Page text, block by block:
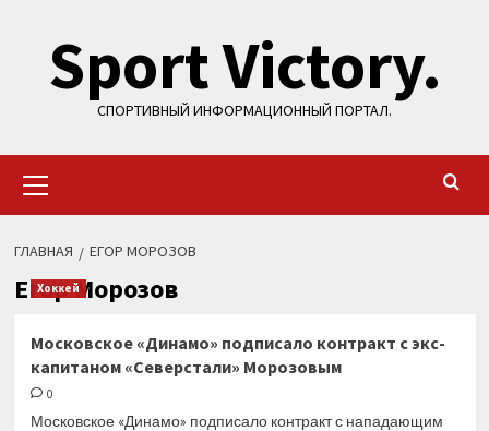
содержимому
Sport Victory.
СПОРТИВНЫЙ ИНФОРМАЦИОННЫЙ ПОРТАЛ.
меню
ГЛАВНАЯ ЕГОР МОРОЗОВ
Егор Морозов
Хоккей
Московское «Динамо» подписало контракт с экс-
капитаном «Северстали» Морозовым
0
Московское «Динамо» подписало контракт с нападающим